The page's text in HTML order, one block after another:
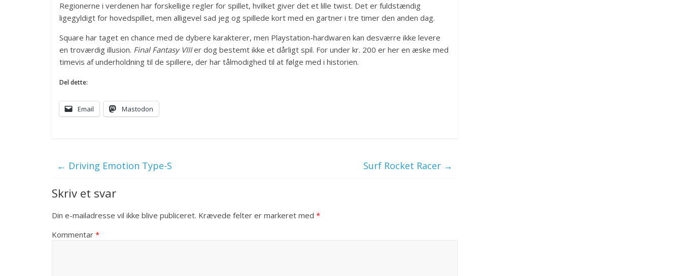
Regionerne i verdenen har forskellige regler for spillet, hvilket giver det et lille twist. Det er fuldstændig
ligegyldigt for hovedspillet, men alligevel sad jeg og spillede kort med en gartner i tre timer den anden dag.
Square har taget en chance med de dybere karakterer, men Playstation-hardwaren kan desværre ikke levere
en troværdig illusion. Final Fantasy VIIIer dog bestemt ikke et dårligt spil. For under kr. 200 er her en æske med
timevis af underholdning til de spillere, der har tålmodighed til at følge med i historien.
Del dette:
Email Mastodon
← Driving Emotion Type-S Surf Rocket Racer →
Skriv et svar
Din e-mailadresse vil ikke blive publiceret. Krævede felter er markeret med *
Kommentar *